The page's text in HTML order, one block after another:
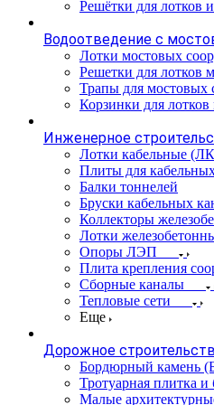
Решётки для лотков
Водоотведение с
Лотки мостовых
Решетки для лотков
Трапы для мостовых
Корзинки для
Инженерное
Лотки кабельные
Плиты для
Балки тоннелей
Бруски кабельных
Коллекторы
Лотки
Опоры ЛЭП
Плита крепления
Сборные каналы
Тепловые сети
Еще
Дорожное
Бордюрный камень
Тротуарная плитка
Малые